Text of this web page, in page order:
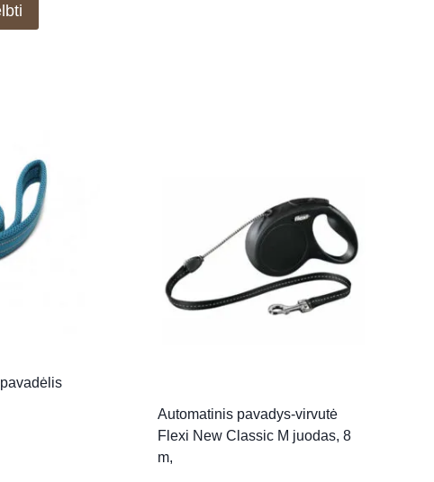
Automatinis pavadys-virvutė
Flexi New Classic M juodas, 8
m,